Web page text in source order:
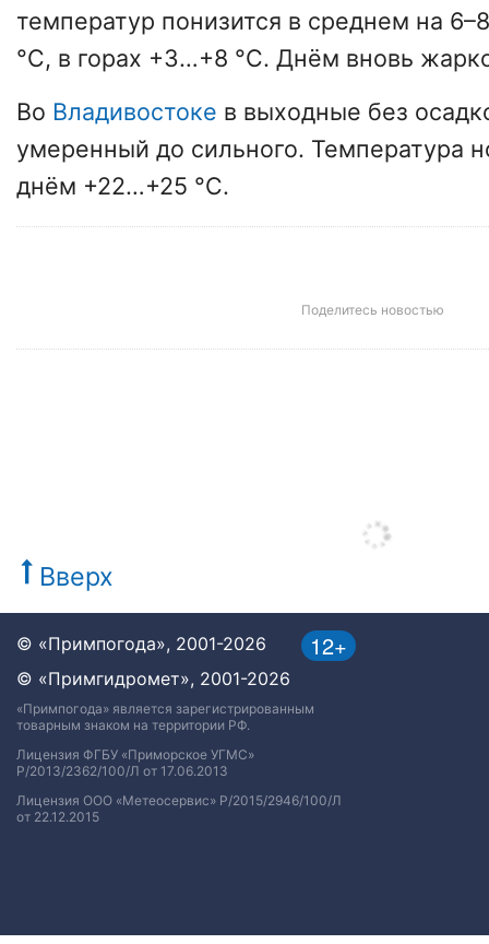
температур понизится в среднем на
°С, в горах +3…+8 °С. Днём вновь
Во Владивостоке в выходные без
умеренный до сильного. Температура
днём +22…+25 °С.
Поделитесь новостью
Вверх
12+
© «Примпогода», 2001-2026
© «Примгидромет», 2001-2026
«Примпогода» является зарегистрированным
товарным знаком на территории РФ.
Лицензия ФГБУ «Приморское УГМС»
Р/2013/2362/100/Л от 17.06.2013
Лицензия ООО «Метеосервис» Р/2015/2946/100/Л
от 22.12.2015